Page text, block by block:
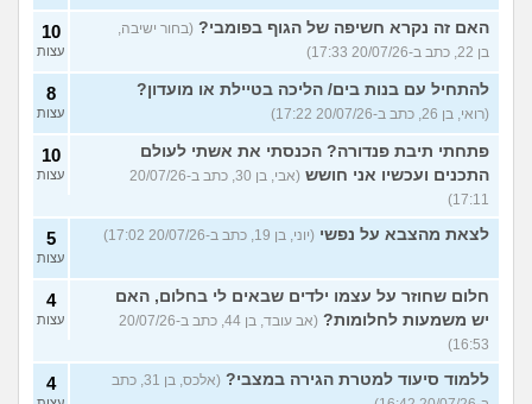
האם זה נקרא חשיפה של הגוף בפומבי? (בחור ישיבה,
בן 22, כתב ב-20/07/26 17:33)
10
עצות
להתחיל עם בנות בים/ הליכה בטיילת או מועדון?
(רואי, בן 26, כתב ב-20/07/26 17:22)
8
עצות
פתחתי תיבת פנדורה? הכנסתי את אשתי לעולם
התכנים ועכשיו אני חושש
(אבי, בן 30, כתב ב-20/07/26
17:11)
10
עצות
לצאת מהצבא על נפשי (יוני, בן 19, כתב ב-20/07/26 17:02) 5
עצות
חלום שחוזר על עצמו ילדים שבאים לי בחלום, האם
יש משמעות לחלומות?
(אב עובד, בן 44, כתב ב-20/07/26
16:53)
4
עצות
ללמוד סיעוד למטרת הגירה במצבי?
(אלכס, בן 31, כתב
4